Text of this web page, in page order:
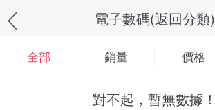
電子數碼(返回分類)
全部 銷量 價格
對不起，暫無數據！